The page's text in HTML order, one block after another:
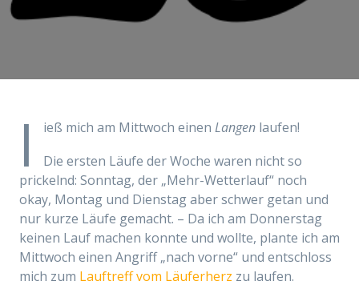
l ieß mich am Mittwoch einen Langen laufen!
Die ersten Läufe der Woche waren nicht so
prickelnd: Sonntag, der „Mehr-Wetterlauf“ noch
okay, Montag und Dienstag aber schwer getan und
nur kurze Läufe gemacht. – Da ich am Donnerstag
keinen Lauf machen konnte und wollte, plante ich am
Mittwoch einen Angriff „nach vorne“ und entschloss
mich zum Lauftreff vom Läuferherz zu laufen.